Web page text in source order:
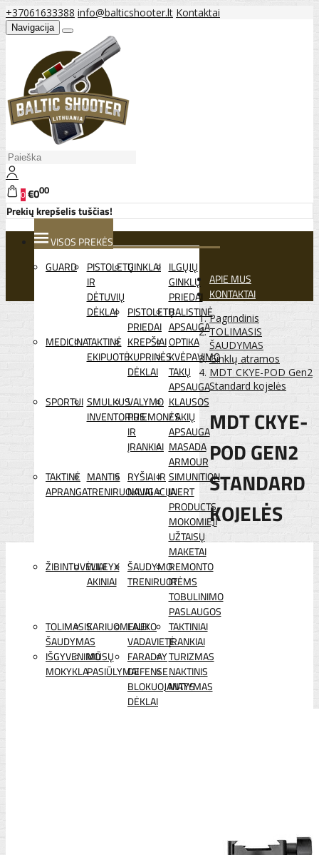
+37061633388 info@balticshooter.lt Kontaktai
Navigacija
0€000
Prekių krepšelis tuščias!
VISOS PREKĖS
GUARD
PISTOLETŲ
IR
DĖTUVIŲ
DĖKLAI
GINKLAI ILGŲJŲ
GINKLŲ
PRIEDAI
PISTOLETŲ
PRIEDAI
BALISTINĖ
APSAUGA
MEDICINATAKTINĖ
EKIPUOTĖ
KREPŠIAI
KUPRINĖS
DĖKLAI
OPTIKA
KVĖPAVIMO
TAKŲ
APSAUGA
SPORTUI SMULKUS
INVENTORIUS
VALYMO
PRIEMONĖS
IR
ĮRANKIAI
KLAUSOS
/ AKIŲ
APSAUGA
MASADA
ARMOUR
TAKTINĖ
APRANGA
MANTIS
TRENIRUOKLIAI
RYŠIAI IR
NAVIGACIJA
SIMUNITION
INERT
PRODUCTS
MOKOMIEJI
UŽTAISŲ
MAKETAI
ŽIBINTUVĖLIAI
WILEYX
AKINIAI
ŠAUDYMO
TRENIRUOTĖMS
REMONTO
IR
TOBULINIMO
PASLAUGOS
TOLIMASIS
ŠAUDYMAS
KARIUOMENEI
LAUKO
VADAVIETĖ
TAKTINIAI
ĮRANKIAI
IŠGYVENIMO
MOKYKLA
MŪSŲ
PASIŪLYMAI
FARADAY
DEFENSE
BLOKUOJANTYS
DĖKLAI
TURIZMAS
NAKTINIS
MATYMAS
APIE MUS
KONTAKTAI
Pagrindinis
TOLIMASIS
ŠAUDYMAS
Ginklų atramos
MDT CKYE-POD Gen2
Standard kojelės
MDT CKYE-
POD GEN2
STANDARD
KOJELĖS